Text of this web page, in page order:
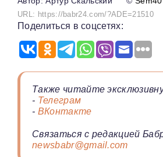
URL: https://babr24.com/?ADE=21510
Поделиться в соцсетях:
Также читайте
- Телеграм
- ВКонтакте
Связаться с редакцией
newsbabr@gmail.com